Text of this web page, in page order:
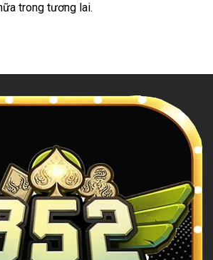
trong tương lai.